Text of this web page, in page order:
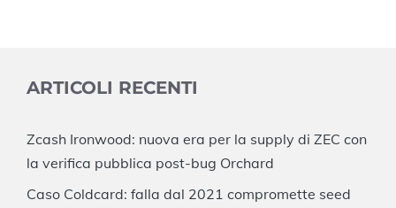
ARTICOLI RECENTI
Zcash Ironwood: nuova era per la supply di ZEC con
la verifica pubblica post-bug Orchard
Caso Coldcard: falla dal 2021 compromette seed